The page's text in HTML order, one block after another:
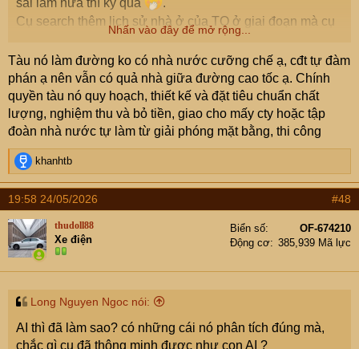
sai lầm nữa thì kỳ quá
.
Cụ search thêm lịch sử nhà ở của TQ ở giai đoạn mà cụ
nói đền bù thấp, dân chống đối 1980s-1990s nhé, hay
lắm đấy.
Nhấn vào đây để mở rộng...
Tàu nó làm đường ko có nhà nước cưỡng chế ạ, cđt tự đàm
phán ạ nên vẫn có quả nhà giữa đường cao tốc ạ. Chính
quyền tàu nó quy hoạch, thiết kế và đặt tiêu chuẩn chất
lượng, nghiệm thu và bỏ tiền, giao cho mấy cty hoặc tập
đoàn nhà nước tự làm từ giải phóng mặt bằng, thi công
R
e
a
c
t
i
o
n
s
khanhtb
19:58 24/05/2026 #48
thudoll88
Xe điện
Biển số
OF-674210
Động cơ
385,939 Mã lực
Long Nguyen Ngoc nói:
AI thì đã làm sao? có những cái nó phân tích đúng mà,
chắc gì cụ đã thông minh được như con AI ?